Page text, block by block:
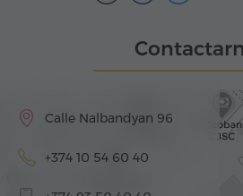
Calle Nalbandyan 96
+374 10 54 60 40